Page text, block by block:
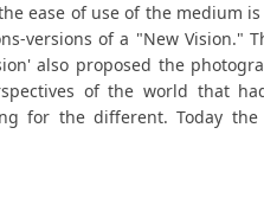
ease of use of the medium
versions of a "New Vision."
also proposed the
of the world that
for the different. Today